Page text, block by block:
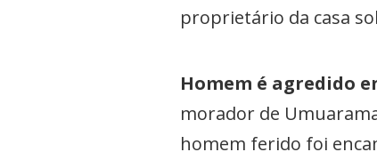
proprietário da casa
Homem é agredido
morador de
homem ferido foi